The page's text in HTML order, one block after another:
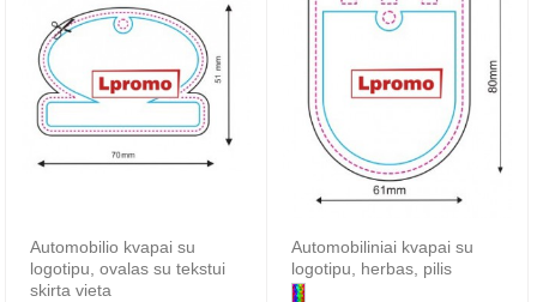
Automobilio kvapai su
logotipu, ovalas su tekstui
skirta vieta
Automobiliniai kvapai su
logotipu, herbas, pilis